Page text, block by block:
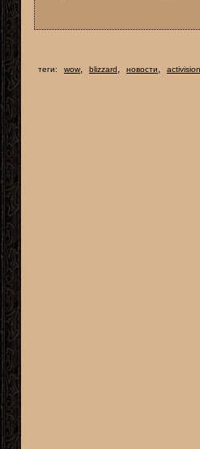
теги: wow, blizzard, новости, activision